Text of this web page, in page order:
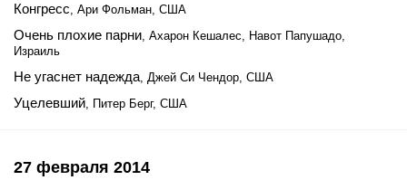
Конгресс, Ари Фольман, США
Очень плохие парни, Ахарон Кешалес, Навот Папушадо,
Израиль
Не угаснет надежда, Джей Си Чендор, США
Уцелевший, Питер Берг, США
27 февраля 2014